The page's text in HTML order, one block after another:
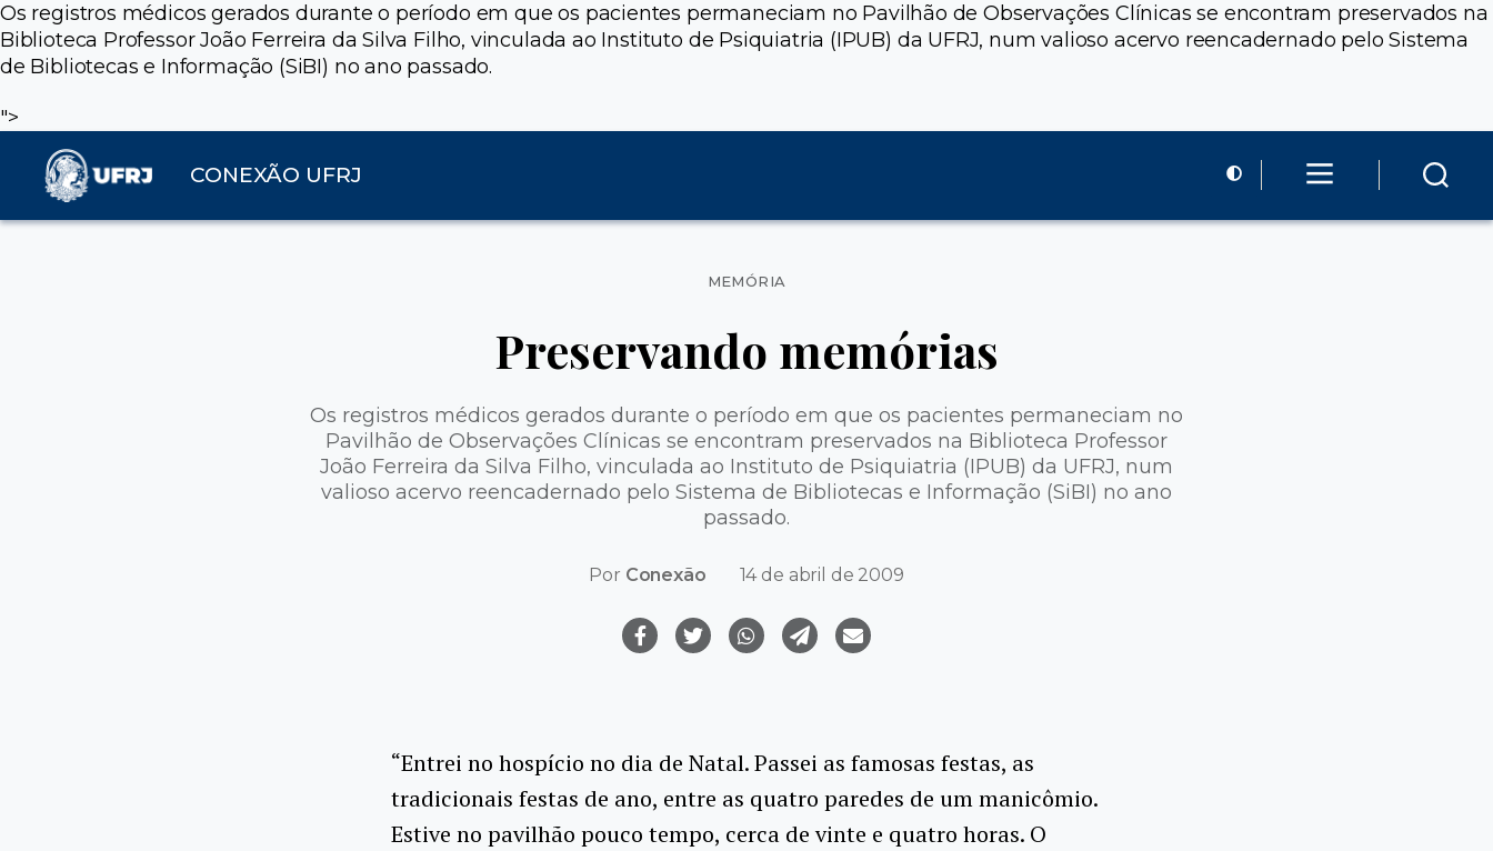
Os registros médicos gerados durante o período em que os pacientes permaneciam no Pavilhão de Observações Clínicas se encontram preservados na
Biblioteca Professor João Ferreira da Silva Filho, vinculada ao Instituto de Psiquiatria (IPUB) da UFRJ, num valioso acervo reencadernado pelo Sistema
de Bibliotecas e Informação (SiBI) no ano passado.
">
CONEXÃO UFRJ
Categorias
MEMÓRIA
Preservando memórias
Os registros médicos gerados durante o período em que os pacientes permaneciam no
Pavilhão de Observações Clínicas se encontram preservados na Biblioteca Professor
João Ferreira da Silva Filho, vinculada ao Instituto de Psiquiatria (IPUB) da UFRJ, num
valioso acervo reencadernado pelo Sistema de Bibliotecas e Informação (SiBI) no ano
passado.
Por Conexão 14 de abril de 2009
“Entrei no hospício no dia de Natal. Passei as famosas festas, as
tradicionais festas de ano, entre as quatro paredes de um manicômio.
Estive no pavilhão pouco tempo, cerca de vinte e quatro horas. O